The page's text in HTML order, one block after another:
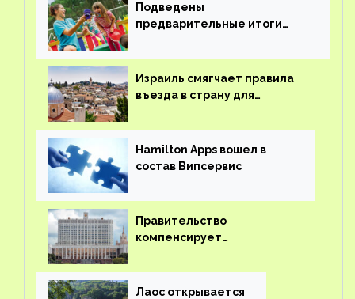
Подведены
предварительные итоги
Израиль смягчает правила
въезда в страну для
Hamilton Apps вошел в
состав Випсервис
Правительство
компенсирует
вывоз россиян из-за рубежа
Лаос открывается